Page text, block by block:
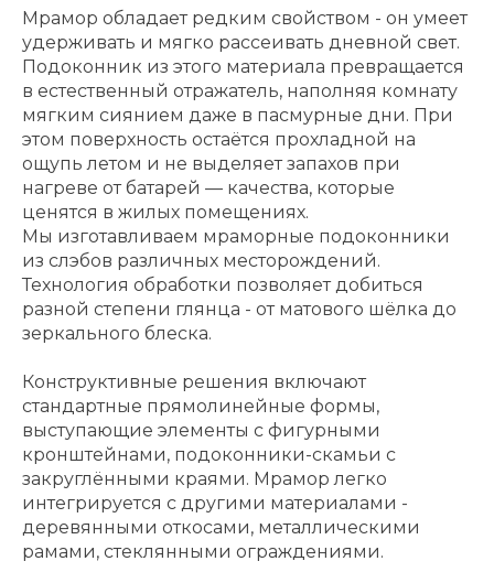
Мрамор обладает редким свойством - он умеет
удерживать и мягко рассеивать дневной свет.
Подоконник из этого материала превращается
в естественный отражатель, наполняя комнату
мягким сиянием даже в пасмурные дни. При
этом поверхность остаётся прохладной на
ощупь летом и не выделяет запахов при
нагреве от батарей — качества, которые
ценятся в жилых помещениях.
Мы изготавливаем мраморные подоконники
из слэбов различных месторождений.
Технология обработки позволяет добиться
разной степени глянца - от матового шёлка до
зеркального блеска.
Конструктивные решения включают
стандартные прямолинейные формы,
выступающие элементы с фигурными
кронштейнами, подоконники-скамьи с
закруглёнными краями. Мрамор легко
интегрируется с другими материалами -
деревянными откосами, металлическими
рамами, стеклянными ограждениями.